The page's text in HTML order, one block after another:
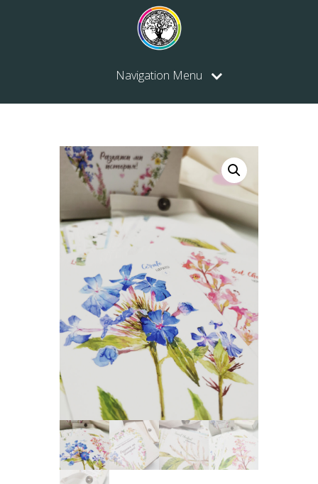
Navigation Menu